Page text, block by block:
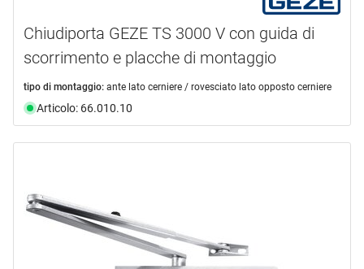
Chiudiporta GEZE TS 3000 V con guida di
scorrimento e placche di montaggio
tipo di montaggio: ante lato cerniere / rovesciato lato opposto cerniere
Articolo: 66.010.10